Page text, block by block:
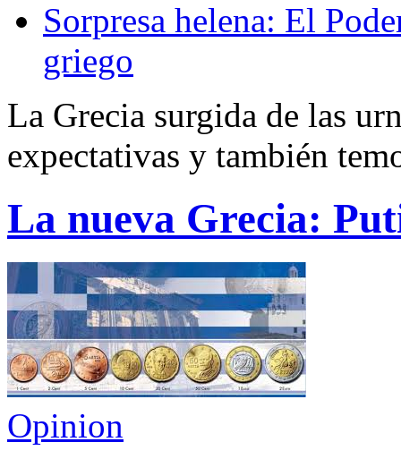
Sorpresa helena: El
griego
La Grecia surgida de las
expectativas y también
La nueva Grecia:
Opinion